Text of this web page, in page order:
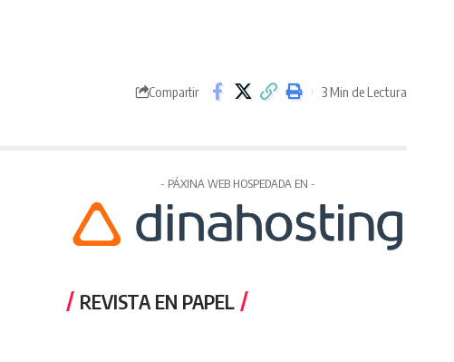
Compartir 3 Min de Lectura
- PÁXINA WEB HOSPEDADA EN -
REVISTA EN PAPEL